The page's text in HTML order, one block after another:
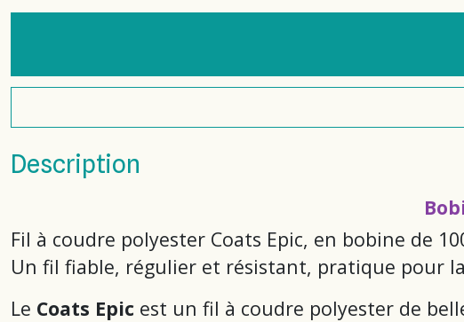
Description
Fil à coudre polyester Coats Epic, en bobine de
Un fil fiable, régulier et résistant, pratique pour
Le Coats Epic est un fil à coudre polyester de